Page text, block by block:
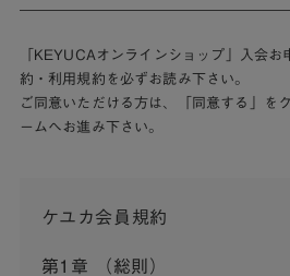
「KEYUCAオンラインショップ」入会お
約・利用規約を必ずお読み下さい。
ご同意いただける方は、「同意する」を
ームへお進み下さい。
ケユカ会員規約
第1章 （総則）